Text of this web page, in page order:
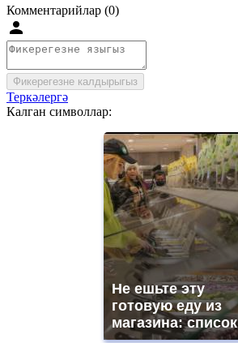
Комментарийлар (0)
Фикерегезне калдырыгыз
Теркәлергә
Калган символлар:
Не ешьте эту
готовую еду из
магазина: список